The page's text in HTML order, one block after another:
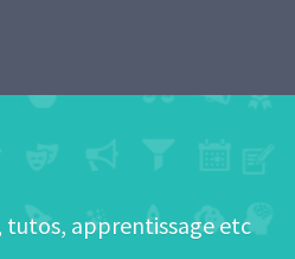
tutos, apprentissage etc